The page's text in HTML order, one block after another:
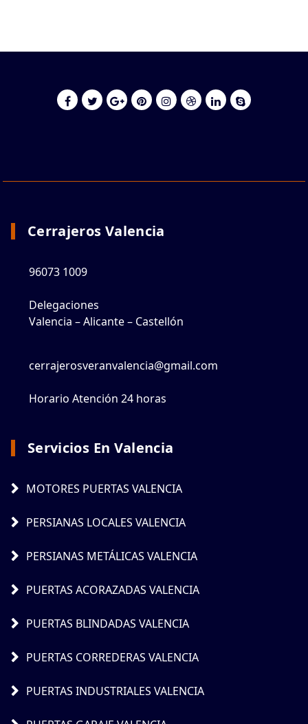
Cerrajeros Valencia
96073 1009
Delegaciones
Valencia – Alicante – Castellón
cerrajerosveranvalencia@gmail.com
Horario Atención 24 horas
Servicios En Valencia
MOTORES PUERTAS VALENCIA
PERSIANAS LOCALES VALENCIA
PERSIANAS METÁLICAS VALENCIA
PUERTAS ACORAZADAS VALENCIA
PUERTAS BLINDADAS VALENCIA
PUERTAS CORREDERAS VALENCIA
PUERTAS INDUSTRIALES VALENCIA